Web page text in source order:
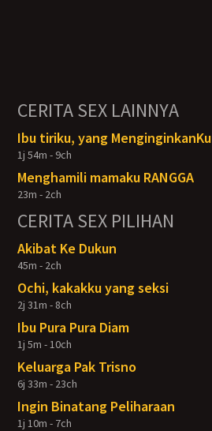
CERITA SEX LAINNYA
Ibu tiriku, yang MenginginkanKu
1j 54m - 9ch
Menghamili mamaku RANGGA
23m - 2ch
CERITA SEX PILIHAN
Akibat Ke Dukun
45m - 2ch
Ochi, kakakku yang seksi
2j 31m - 8ch
Ibu Pura Pura Diam
1j 5m - 10ch
Keluarga Pak Trisno
6j 33m - 23ch
Ingin Binatang Peliharaan
1j 10m - 7ch